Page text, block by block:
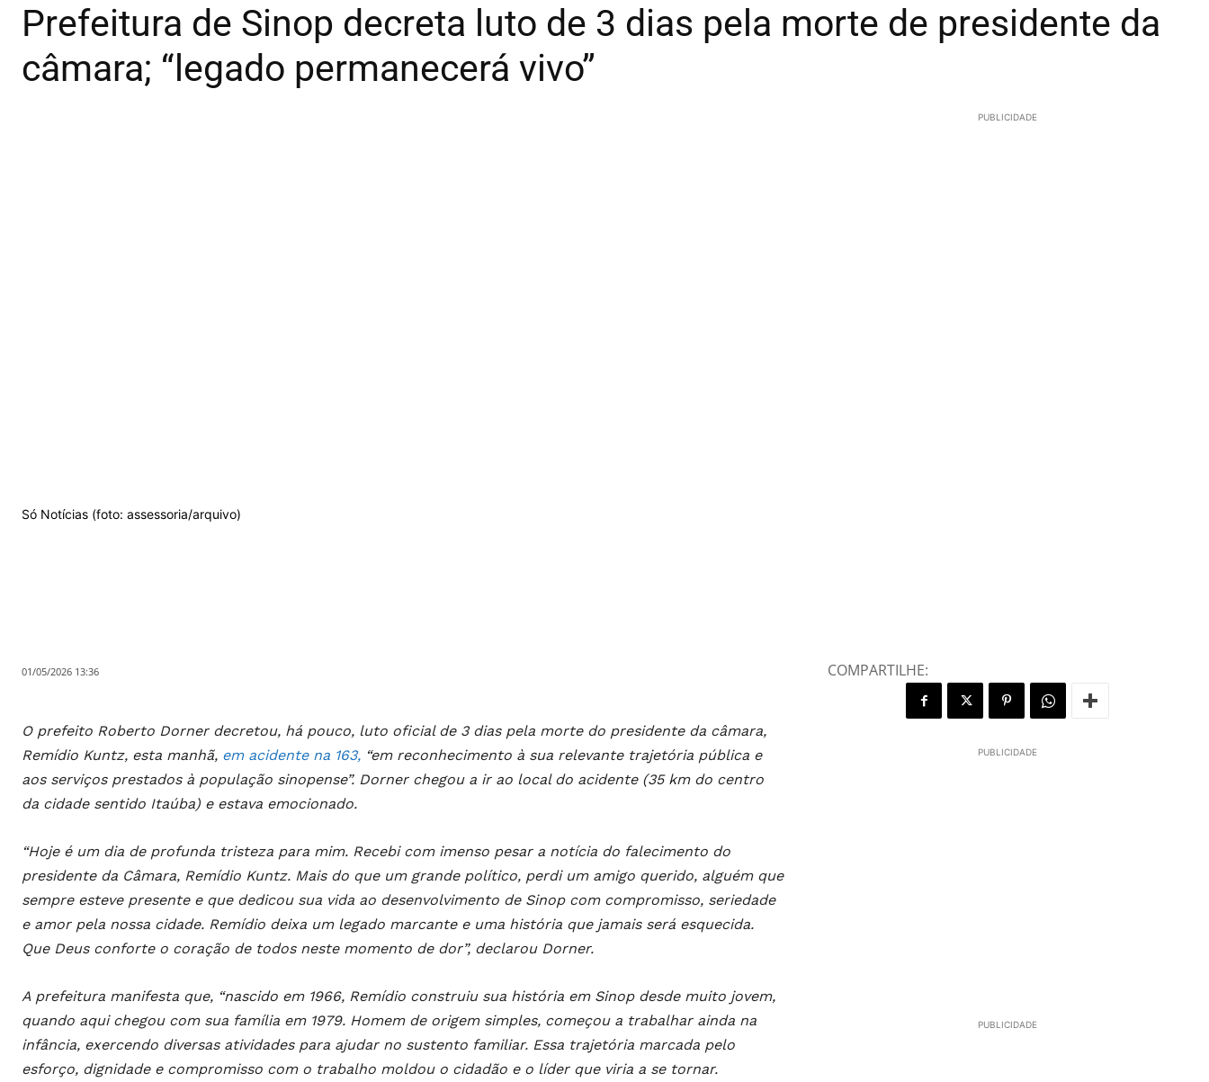
Prefeitura de Sinop decreta luto de 3 dias pela morte de presidente da
câmara; “legado permanecerá vivo”
PUBLICIDADE
Só Notícias (foto: assessoria/arquivo)
01/05/2026 13:36
O prefeito Roberto Dorner decretou, há pouco, luto oficial de 3 dias pela morte do presidente da câmara,
Remídio Kuntz, esta manhã, em acidente na 163, “em reconhecimento à sua relevante trajetória pública e
aos serviços prestados à população sinopense”. Dorner chegou a ir ao local do acidente (35 km do centro
da cidade sentido Itaúba) e estava emocionado.
“Hoje é um dia de profunda tristeza para mim. Recebi com imenso pesar a notícia do falecimento do
presidente da Câmara, Remídio Kuntz. Mais do que um grande político, perdi um amigo querido, alguém que
sempre esteve presente e que dedicou sua vida ao desenvolvimento de Sinop com compromisso, seriedade
e amor pela nossa cidade. Remídio deixa um legado marcante e uma história que jamais será esquecida.
Que Deus conforte o coração de todos neste momento de dor”, declarou Dorner.
A prefeitura manifesta que, “nascido em 1966, Remídio construiu sua história em Sinop desde muito jovem,
quando aqui chegou com sua família em 1979. Homem de origem simples, começou a trabalhar ainda na
infância, exercendo diversas atividades para ajudar no sustento familiar. Essa trajetória marcada pelo
esforço, dignidade e compromisso com o trabalho moldou o cidadão e o líder que viria a se tornar.
COMPARTILHE:
PUBLICIDADE
PUBLICIDADE